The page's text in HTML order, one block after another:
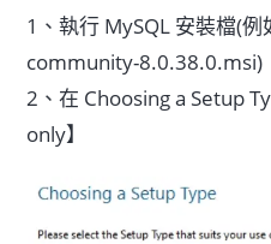
1、執行 MySQL 安裝檔(
community-8.0.38.0.msi)
2、在 Choosing a Setup
only】